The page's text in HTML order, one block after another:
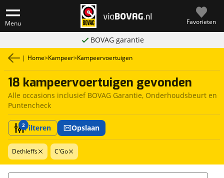
Menu Favorieten
BOVAG garantie
| Home>Kampeer>Kampeervoertuigen
18 kampeervoertuigen gevonden
Alle occasions inclusief BOVAG Garantie, Onderhoudsbeurt en
Puntencheck
2Filteren Opslaan
Dethleffs C'Go